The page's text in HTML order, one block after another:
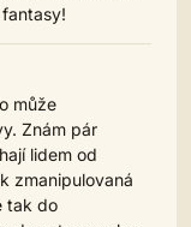
může
Znám pár
lidem od
zmanipulovaná
tak do